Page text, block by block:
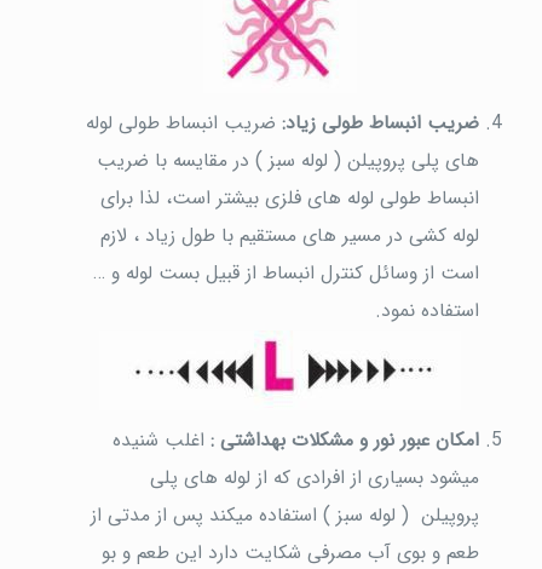
ضریب انبساط طولی زیاد: ضریب انبساط طولی لوله
های پلی پروپیلن ( لوله سبز ) در مقایسه با ضریب
انبساط طولی لوله های فلزی بیشتر است، لذا برای
لوله کشی در مسیر های مستقیم با طول زیاد ، لازم
است از وسائل کنترل انبساط از قبیل بست لوله و …
استفاده نمود.
امکان عبور نور و مشکلات بهداشتی :اغلب شنیده
میشود بسیاری از افرادی که از لوله های پلی
پروپیلن ( لوله سبز ) استفاده میکند پس از مدتی از
طعم و بوی آب مصرفی شکایت دارد این طعم و بو